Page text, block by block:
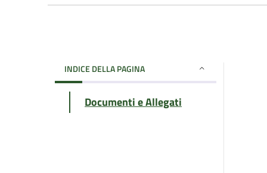
INDICE DELLA PAGINA
Documenti e Allegati